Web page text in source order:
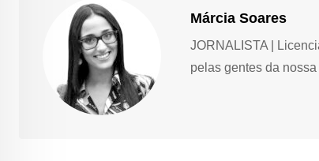
Márcia Soares
JORNALISTA |
pelas gentes da